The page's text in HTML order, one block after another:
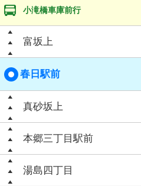
小滝橋車庫前行
富坂上
春日駅前
真砂坂上
本郷三丁目駅前
湯島四丁目